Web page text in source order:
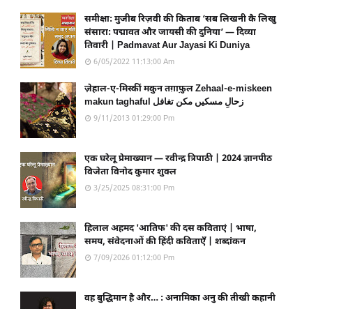
समीक्षा: मुजीब रिज़वी की किताब ‘सब लिखनी कै लिखु
संसारा: पद्मावत और जायसी की दुनिया’ — दिव्या
तिवारी | Padmavat Aur Jayasi Ki Duniya
6/05/2022 11:13:00 Am
ज़ेहाल-ए-मिस्कीं मकुन तग़ाफ़ुल Zehaal-e-miskeen
makun taghaful زحالِ مسکیں مکن تغافل
9/11/2013 01:29:00 Pm
एक घरेलू प्रेमाख्यान — रवीन्द्र त्रिपाठी | 2024 ज्ञानपीठ
विजेता विनोद कुमार शुक्ल
3/25/2025 08:31:00 Pm
हिलाल अहमद 'आतिफ' की दस कविताएं | भाषा,
समय, संवेदनाओं की हिंदी कविताएँ | शब्दांकन
7/09/2026 01:12:00 Pm
वह बुद्धिमान है और… : अनामिका अनु की तीखी कहानी